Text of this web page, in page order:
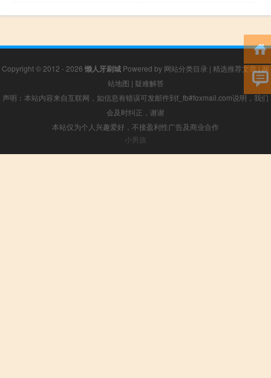
Copyright © 2012 - 2026 懒人牙刷城 Powered by 网站分类目录 | 精选推荐文章|网
站地图 | 疑难解答
声明：本站内容来自互联网，如信息有错误可发邮件到f_fb#foxmail.com说明，我们
会及时纠正，谢谢
本站仅为个人兴趣爱好，不接盈利性广告及商业合作
小男孩